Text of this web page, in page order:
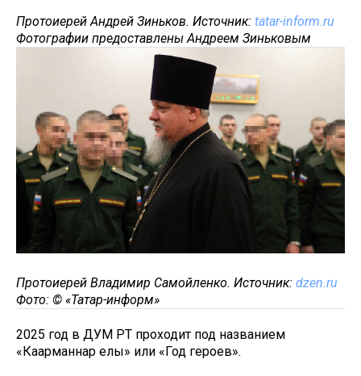
Протоиерей Андрей Зиньков. Источник: tatar-inform.ru
Фотографии предоставлены Андреем Зиньковым
Протоиерей Владимир Самойленко. Источник: dzen.ru
Фото: © «Татар-информ»
2025 год в ДУМ РТ проходит под названием
«Каһарманнар елы» или «Год героев».